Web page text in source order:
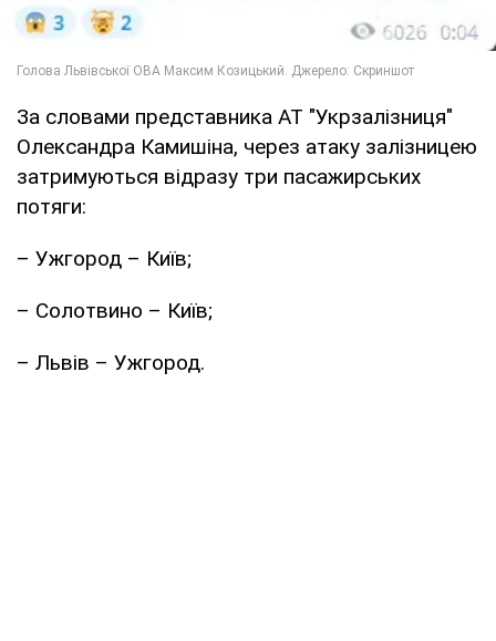
За словами представника АТ "Укрзалізниця"
Олександра Камишіна, через атаку залізницею
затримуються відразу три пасажирських
потяги:
– Ужгород – Київ;
– Солотвино – Київ;
– Львів – Ужгород.